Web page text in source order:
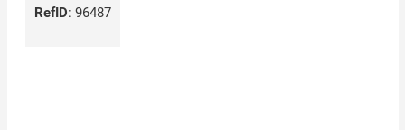
RefID: 96487